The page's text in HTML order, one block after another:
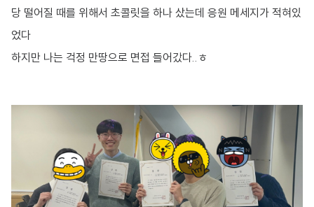
당 떨어질 때를 위해서 초콜릿을 하나 샀는데 응원 메세지가 적혀있
었다
하지만 나는 걱정 만땅으로 면접 들어갔다..ㅎ